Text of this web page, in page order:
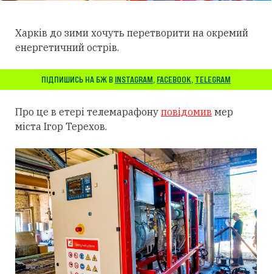
Харків до зими хочуть перетворити на окремий
енергетичний острів.
ПІДПИШИСЬ НА БЖ В INSTAGRAM, FACEBOOK, TELEGRAM
Про це в етері телемарафону повідомив мер
міста Ігор Терехов.